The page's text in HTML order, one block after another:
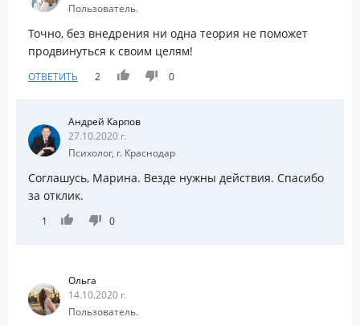
Пользователь.
Точно, без внедрения ни одна теория не поможет
продвинуться к своим целям!
ОТВЕТИТЬ 2 0
Андрей Карпов
27.10.2020 г.
Психолог, г. Краснодар
Соглашусь, Марина. Везде нужны действия. Спасибо
за отклик.
1 0
Ольга
14.10.2020 г.
Пользователь.